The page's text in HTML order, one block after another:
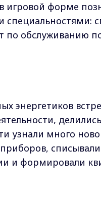
игровой форме
по обслуживанию
энергетиков
узнали много
и формировали